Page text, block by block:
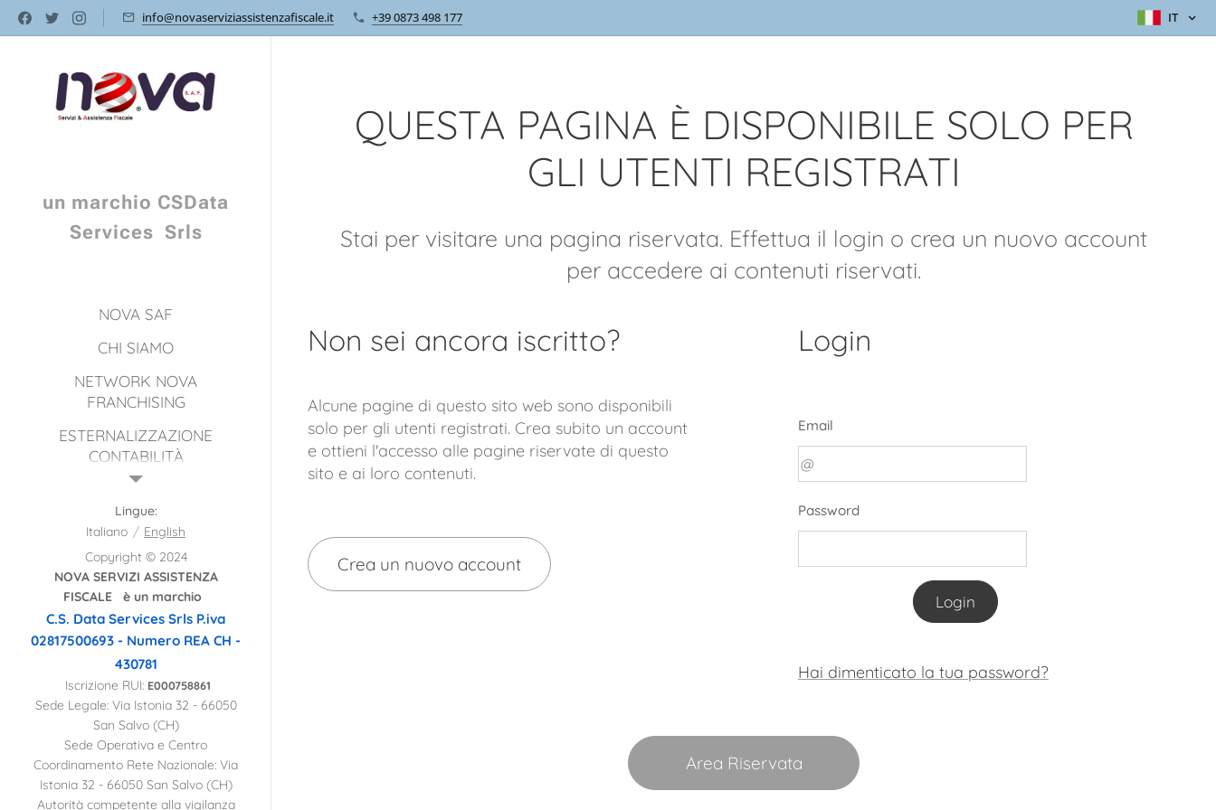
info@novaserviziassistenzafiscale.it +39 0873 498 177 IT
un marchio CSData
Services Srls
NOVA SAF
CHI SIAMO
NETWORK NOVA
FRANCHISING
ESTERNALIZZAZIONE
CONTABILITÀ
TUTELA FISCALE
PREVIDENZIALE
INTERNAZIONALIZZAZIONE
CENTRO SERVIZI NOVA
AFFILIATI NETWORK
DASHBOARD -
AFFILIATI
CONTATTI
ASSICURAZIONI
MACRO AREE SERVIZI
QUESTA PAGINA È DISPONIBILE SOLO PER
GLI UTENTI REGISTRATI
Stai per visitare una pagina riservata. Effettua il login o crea un nuovo account
per accedere ai contenuti riservati.
Non sei ancora iscritto?
Alcune pagine di questo sito web sono disponibili
solo per gli utenti registrati. Crea subito un account
e ottieni l'accesso alle pagine riservate di questo
sito e ai loro contenuti.
Crea un nuovo account
Login
Email
Password
Login
Hai dimenticato la tua password?
Area Riservata
Copyright © 2024
NOVA SERVIZI ASSISTENZA
FISCALE è un marchio
C.S. Data Services Srls P.iva
02817500693 - Numero REA CH -
430781
Iscrizione RUI: E000758861
Sede Legale: Via Istonia 32 - 66050
San Salvo (CH)
Sede Operativa e Centro
Coordinamento Rete Nazionale: Via
Istonia 32 - 66050 San Salvo (CH)
Autorità competente alla vigilanza
Lingue
Italiano
English